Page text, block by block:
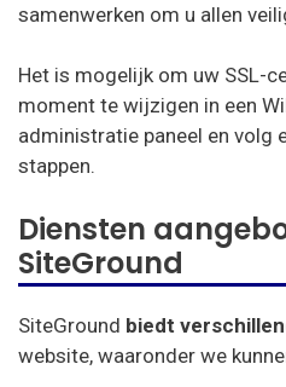
samenwerken om u allen
Het is mogelijk om uw SSL-
moment te wijzigen in een
administratie paneel en volg
stappen.
Diensten
SiteGround
SiteGround biedt
website, waaronder we